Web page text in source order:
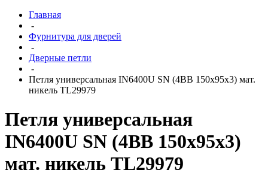
Главная
-
Фурнитура для дверей
-
Дверные петли
-
Петля универсальная IN6400U SN (4BB 150x95x3) мат.
никель TL29979
Петля универсальная
IN6400U SN (4BB 150x95x3)
мат. никель TL29979